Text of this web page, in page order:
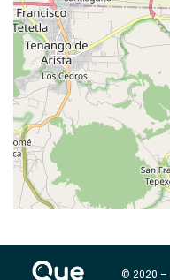
© 2020 –